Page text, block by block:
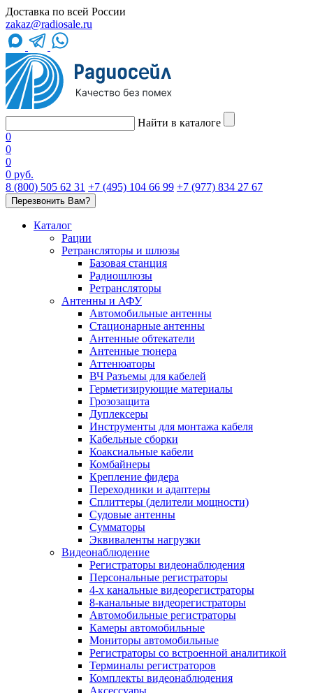
Доставка по всей России
zakaz@radiosale.ru
Найти в каталоге
0
0
0
0 руб.
8 (800) 505 62 31 +7 (495) 104 66 99 +7 (977) 834 27 67
Перезвонить Вам?
Каталог
Рации
Ретрансляторы и шлюзы
Базовая станция
Радиошлюзы
Ретрансляторы
Антенны и АФУ
Автомобильные антенны
Стационарные антенны
Антенные обтекатели
Антенные тюнера
Аттенюаторы
ВЧ Разъемы для кабелей
Герметизирующие материалы
Грозозащита
Дуплексеры
Инструменты для монтажа кабеля
Кабельные сборки
Коаксиальные кабели
Комбайнеры
Крепление фидера
Переходники и адаптеры
Сплиттеры (делители мощности)
Судовые антенны
Сумматоры
Эквиваленты нагрузки
Видеонаблюдение
Регистраторы видеонаблюдения
Персональные регистраторы
4-х канальные видеорегистраторы
8-канальные видеорегистраторы
Автомобильные регистраторы
Камеры автомобильные
Мониторы автомобильные
Регистраторы со встроенной аналитикой
Терминалы регистраторов
Комплекты видеонаблюдения
Аксессуары